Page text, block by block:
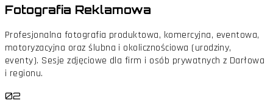
Fotografia Reklamowa
Profesjonalna fotografia produktowa, komercyjna, eventowa,
motoryzacyjna oraz ślubna i okolicznościowa (urodziny,
eventy). Sesje zdjęciowe dla firm i osób prywatnych z Darłowa
i regionu.
02